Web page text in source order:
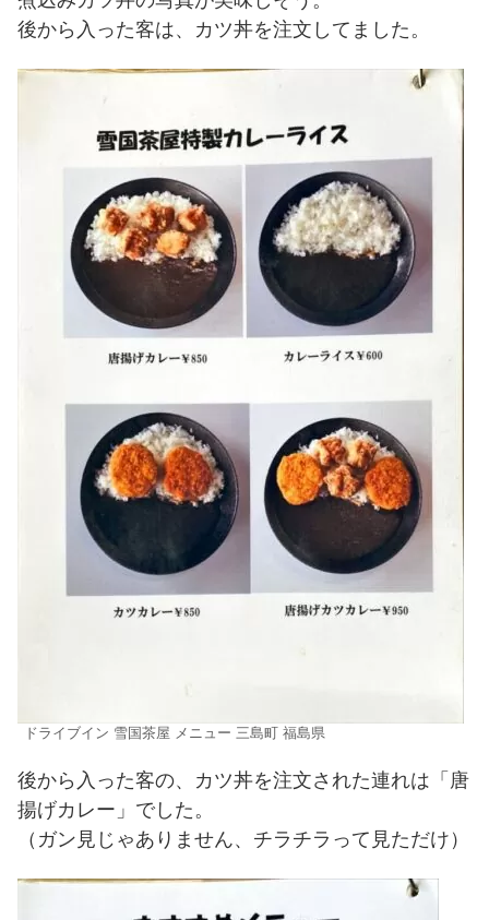
後から入った客は、カツ丼を注文してました。
ドライブイン 雪国茶屋 メニュー 三島町 福島県
後から入った客の、カツ丼を注文された連れは「唐
揚げカレー」でした。
（ガン見じゃありません、チラチラって見ただけ）